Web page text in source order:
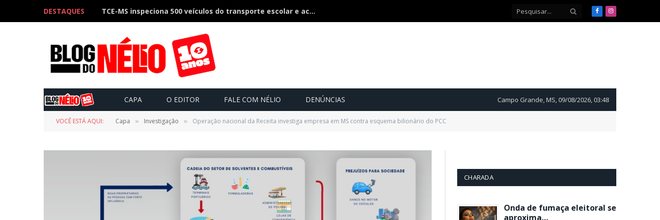
DESTAQUES TCE-MS inspeciona 500 veículos do transporte escolar e acompanham contratos de R$ 60 milhões FacebookInstagram
CAPA O EDITOR FALE COM NÉLIO DENÚNCIAS Campo Grande, MS, 09/08/2026, 03:48
VOCÊ ESTÁ AQUI: Capa » Investigação » Operação nacional da Receita investiga empresa em MS contra esquema bilionário do PCC
CHARADA
Onda de fumaça eleitoral se
aproxima…